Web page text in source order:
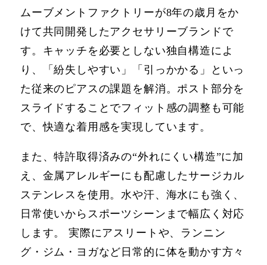
ムーブメントファクトリーが8年の歳月をか
けて共同開発したアクセサリーブランドで
す。キャッチを必要としない独自構造によ
り、「紛失しやすい」「引っかかる」といっ
た従来のピアスの課題を解消。ポスト部分を
スライドすることでフィット感の調整も可能
で、快適な着用感を実現しています。
また、特許取得済みの“外れにくい構造”に加
え、金属アレルギーにも配慮したサージカル
ステンレスを使用。水や汗、海水にも強く、
日常使いからスポーツシーンまで幅広く対応
します。 実際にアスリートや、ランニン
グ・ジム・ヨガなど日常的に体を動かす方々